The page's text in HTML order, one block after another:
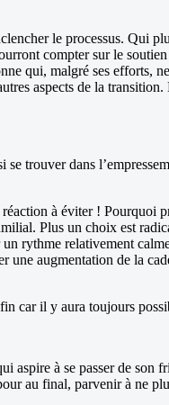
le processus. Qui
compter sur le soutien
qui, malgré ses efforts,
aspects de la
trouver dans
à éviter ! Pourquoi
Plus un choix est
rythme relativement
augmentation de la
car il y aura toujours
aspire à se passer de son
au final, parvenir à ne